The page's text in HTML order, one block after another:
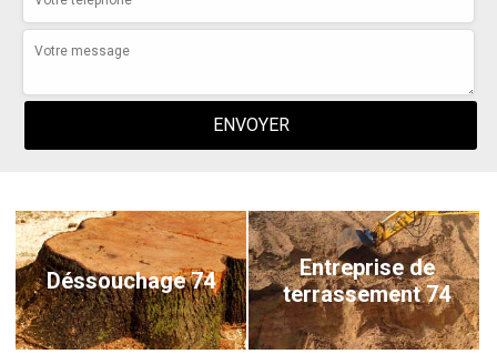
Déssouchage 74
Entreprise de
terrassement 74